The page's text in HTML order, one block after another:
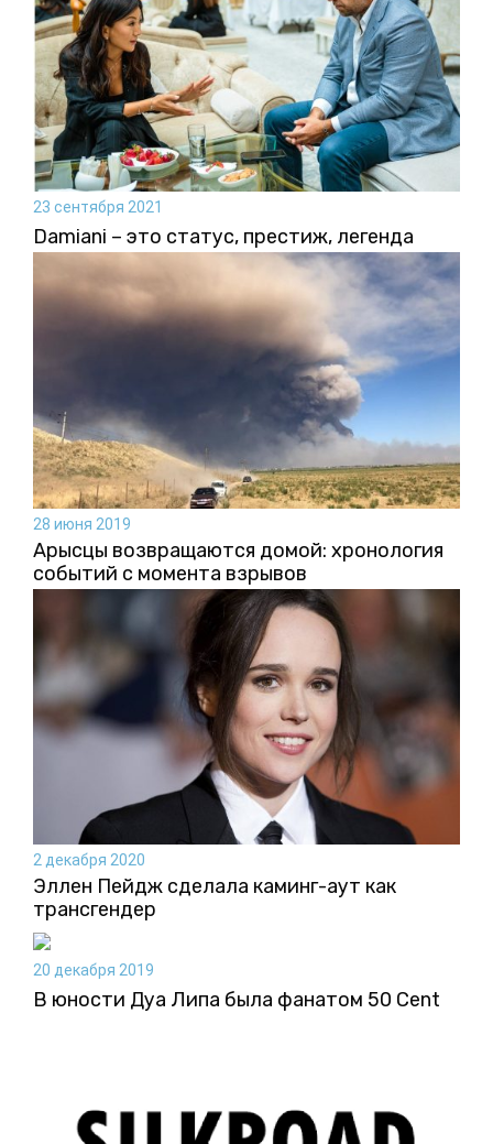
23 сентября 2021
Damiani – это статус, престиж, легенда
28 июня 2019
Арысцы возвращаются домой: хронология
событий с момента взрывов
2 декабря 2020
Эллен Пейдж сделала каминг-аут как
трансгендер
20 декабря 2019
В юности Дуа Липа была фанатом 50 Cent